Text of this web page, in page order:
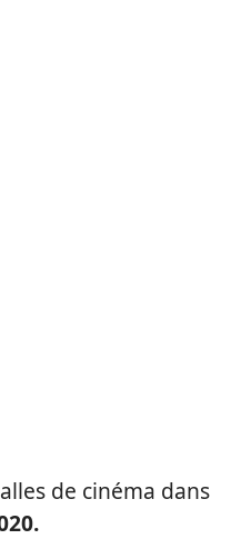
de cinéma dans